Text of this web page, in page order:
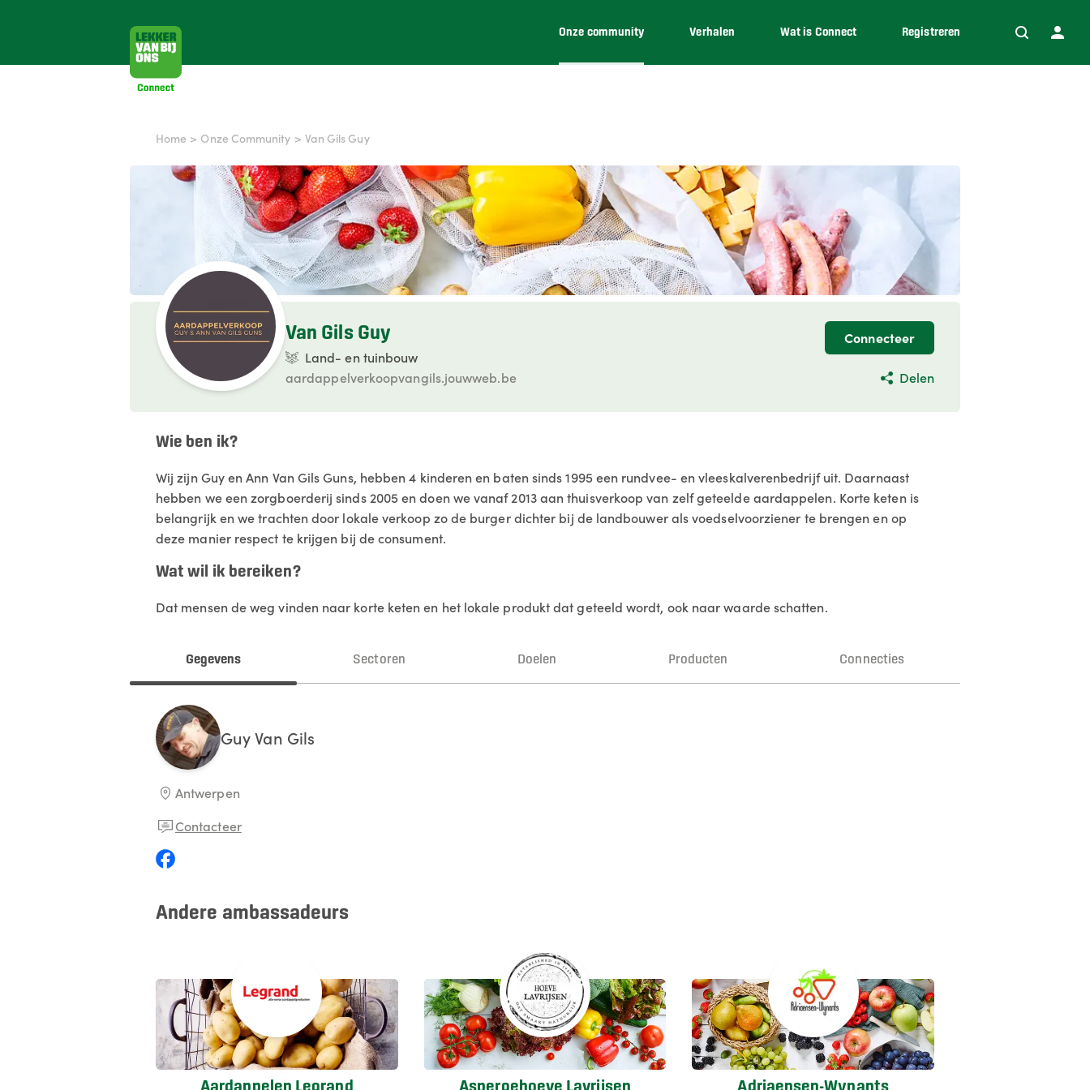
Onze community Verhalen Wat is Connect Registreren
Home > Onze Community > Van Gils Guy
Van Gils Guy
Land- en tuinbouw
aardappelverkoopvangils.jouwweb.be
Connecteer
Delen
Wie ben ik?
Wij zijn Guy en Ann Van Gils Guns, hebben 4 kinderen en baten sinds 1995 een rundvee- en vleeskalverenbedrijf uit. Daarnaast
hebben we een zorgboerderij sinds 2005 en doen we vanaf 2013 aan thuisverkoop van zelf geteelde aardappelen. Korte keten is
belangrijk en we trachten door lokale verkoop zo de burger dichter bij de landbouwer als voedselvoorziener te brengen en op
deze manier respect te krijgen bij de consument.
Wat wil ik bereiken?
Dat mensen de weg vinden naar korte keten en het lokale produkt dat geteeld wordt, ook naar waarde schatten.
Gegevens Sectoren Doelen Producten Connecties
GuyVan Gils
Antwerpen
Contacteer
Andere ambassadeurs